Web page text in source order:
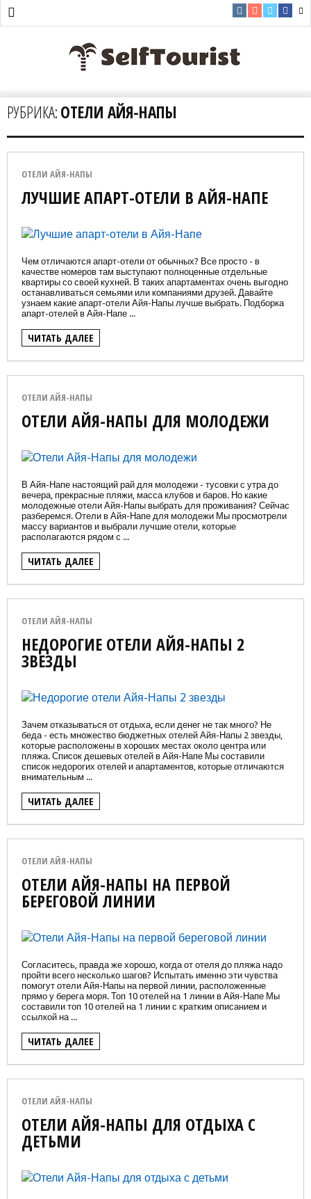
РУБРИКА:ОТЕЛИ АЙЯ-НАПЫ
ОТЕЛИ АЙЯ-НАПЫ
ЛУЧШИЕ АПАРТ-ОТЕЛИ В АЙЯ-НАПЕ
Чем отличаются апарт-отели от обычных? Все просто - в
качестве номеров там выступают полноценные отдельные
квартиры со своей кухней. В таких апартаментах очень выгодно
останавливаться семьями или компаниями друзей. Давайте
узнаем какие апарт-отели Айя-Напы лучше выбрать. Подборка
апарт-отелей в Айя-Напе ...
ЧИТАТЬ ДАЛЕЕ
ОТЕЛИ АЙЯ-НАПЫ
ОТЕЛИ АЙЯ-НАПЫ ДЛЯ МОЛОДЕЖИ
В Айя-Напе настоящий рай для молодежи - тусовки с утра до
вечера, прекрасные пляжи, масса клубов и баров. Но какие
молодежные отели Айя-Напы выбрать для проживания? Сейчас
разберемся. Отели в Айя-Напе для молодежи Мы просмотрели
массу вариантов и выбрали лучшие отели, которые
располагаются рядом с ...
ЧИТАТЬ ДАЛЕЕ
ОТЕЛИ АЙЯ-НАПЫ
НЕДОРОГИЕ ОТЕЛИ АЙЯ-НАПЫ 2
ЗВЕЗДЫ
Зачем отказываться от отдыха, если денег не так много? Не
беда - есть множество бюджетных отелей Айя-Напы 2 звезды,
которые расположены в хороших местах около центра или
пляжа. Список дешевых отелей в Айя-Напе Мы составили
список недорогих отелей и апартаментов, которые отличаются
внимательным ...
ЧИТАТЬ ДАЛЕЕ
ОТЕЛИ АЙЯ-НАПЫ
ОТЕЛИ АЙЯ-НАПЫ НА ПЕРВОЙ
БЕРЕГОВОЙ ЛИНИИ
Согласитесь, правда же хорошо, когда от отеля до пляжа надо
пройти всего несколько шагов? Испытать именно эти чувства
помогут отели Айя-Напы на первой линии, расположенные
прямо у берега моря. Топ 10 отелей на 1 линии в Айя-Напе Мы
составили топ 10 отелей на 1 линии с кратким описанием и
ссылкой на ...
ЧИТАТЬ ДАЛЕЕ
ОТЕЛИ АЙЯ-НАПЫ
ОТЕЛИ АЙЯ-НАПЫ ДЛЯ ОТДЫХА С
ДЕТЬМИ